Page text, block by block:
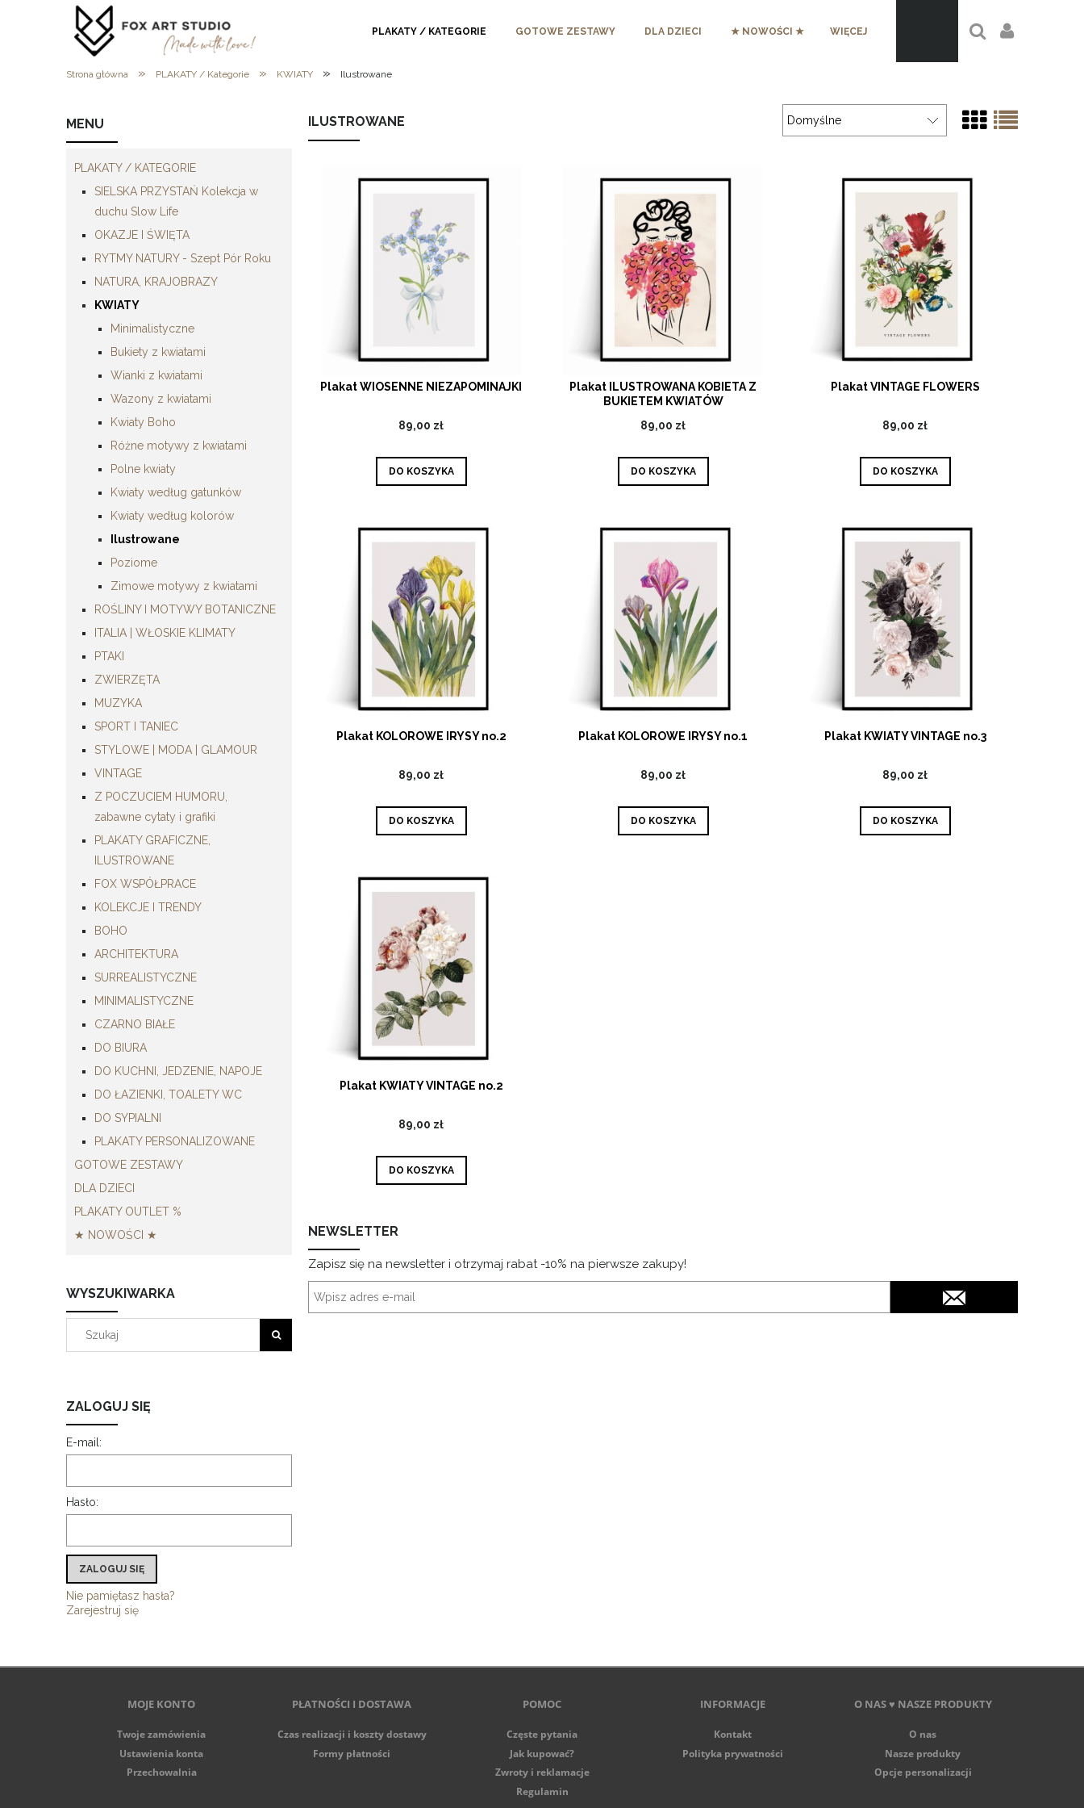
PLAKATY / KATEGORIE GOTOWE ZESTAWY DLA DZIECI ★ NOWOŚCI ★ WIĘCEJ
Strona główna » PLAKATY / Kategorie » KWIATY » Ilustrowane
MENU
PLAKATY / KATEGORIE
SIELSKA PRZYSTAŃ Kolekcja w
duchu Slow Life
OKAZJE I ŚWIĘTA
RYTMY NATURY - Szept Pór Roku
NATURA, KRAJOBRAZY
KWIATY
Minimalistyczne
Bukiety z kwiatami
Wianki z kwiatami
Wazony z kwiatami
Kwiaty Boho
Różne motywy z kwiatami
Polne kwiaty
Kwiaty według gatunków
Kwiaty według kolorów
Ilustrowane
Poziome
Zimowe motywy z kwiatami
ROŚLINY I MOTYWY BOTANICZNE
ITALIA | WŁOSKIE KLIMATY
PTAKI
ZWIERZĘTA
MUZYKA
SPORT I TANIEC
STYLOWE | MODA | GLAMOUR
VINTAGE
Z POCZUCIEM HUMORU,
zabawne cytaty i grafiki
PLAKATY GRAFICZNE,
ILUSTROWANE
FOX WSPÓŁPRACE
KOLEKCJE I TRENDY
BOHO
ARCHITEKTURA
SURREALISTYCZNE
MINIMALISTYCZNE
CZARNO BIAŁE
DO BIURA
DO KUCHNI, JEDZENIE, NAPOJE
DO ŁAZIENKI, TOALETY WC
DO SYPIALNI
PLAKATY PERSONALIZOWANE
GOTOWE ZESTAWY
DLA DZIECI
PLAKATY OUTLET %
★ NOWOŚCI ★
WYSZUKIWARKA
ZALOGUJ SIĘ
E-mail:
Hasło:
ZALOGUJ SIĘ
Nie pamiętasz hasła?
Zarejestruj się
ILUSTROWANE
Plakat WIOSENNE NIEZAPOMINAJKI
89,00 zł
DO KOSZYKA
Plakat ILUSTROWANA KOBIETA Z
BUKIETEM KWIATÓW
89,00 zł
DO KOSZYKA
Plakat VINTAGE FLOWERS
89,00 zł
DO KOSZYKA
Plakat KOLOROWE IRYSY no.2
89,00 zł
DO KOSZYKA
Plakat KOLOROWE IRYSY no.1
89,00 zł
DO KOSZYKA
Plakat KWIATY VINTAGE no.3
89,00 zł
DO KOSZYKA
Plakat KWIATY VINTAGE no.2
89,00 zł
DO KOSZYKA
NEWSLETTER
Zapisz się na newsletter i otrzymaj rabat -10% na pierwsze zakupy!
MOJE KONTO
Twoje zamówienia
Ustawienia konta
Przechowalnia
PŁATNOŚCI I DOSTAWA
Czas realizacji i koszty dostawy
Formy płatności
POMOC
Częste pytania
Jak kupować?
Zwroty i reklamacje
Regulamin
INFORMACJE
Kontakt
Polityka prywatności
O NAS ♥ NASZE PRODUKTY
O nas
Nasze produkty
Opcje personalizacji